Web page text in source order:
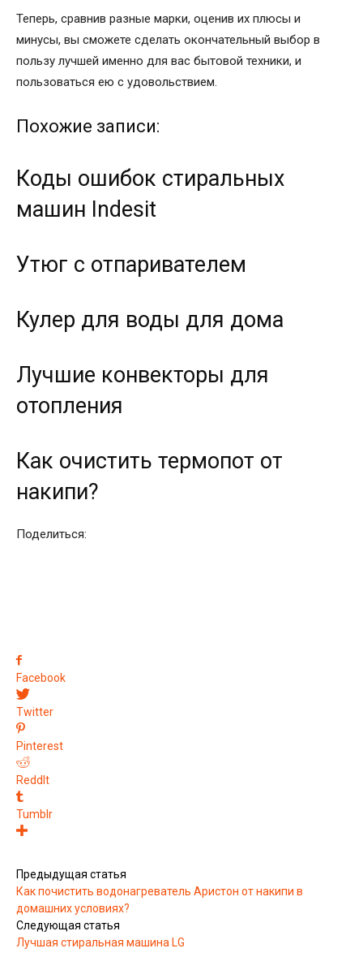
Теперь, сравнив разные марки, оценив их плюсы и
минусы, вы сможете сделать окончательный выбор в
пользу лучшей именно для вас бытовой техники, и
пользоваться ею с удовольствием.
Похожие записи:
Коды ошибок стиральных
машин Indesit
Утюг с отпаривателем
Кулер для воды для дома
Лучшие конвекторы для
отопления
Как очистить термопот от
накипи?
Поделиться:
Facebook
Twitter
Pinterest
ReddIt
Tumblr
Предыдущая статья
Как почистить водонагреватель Аристон от накипи в
домашних условиях?
Следующая статья
Лучшая стиральная машина LG